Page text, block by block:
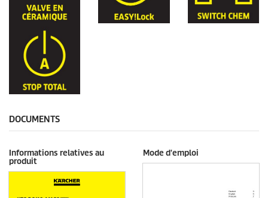
DOCUMENTS
Informations relatives au
produit
Mode d'emploi